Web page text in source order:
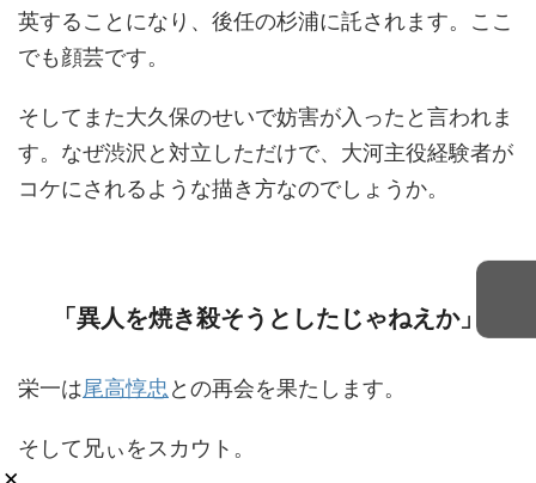
英することになり、後任の杉浦に託されます。ここ
でも顔芸です。
そしてまた大久保のせいで妨害が入ったと言われま
す。なぜ渋沢と対立しただけで、大河主役経験者が
コケにされるような描き方なのでしょうか。
「異人を焼き殺そうとしたじゃねえか」
栄一は尾高惇忠 との再会を果たします。
そして兄ぃをスカウト。